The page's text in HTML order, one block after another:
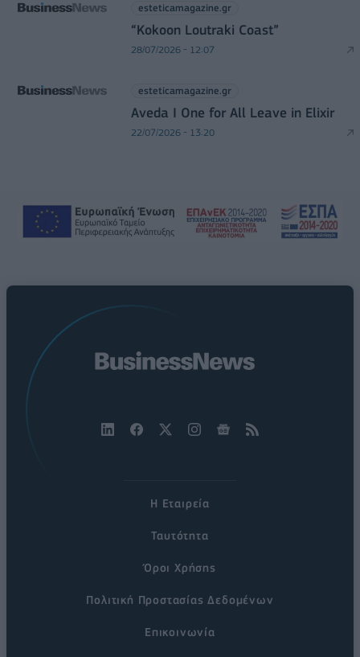
esteticamagazine.gr
“Kokoon Loutraki Coast”
28/07/2026 - 12:07
esteticamagazine.gr
Aveda I One for All Leave in Elixir
22/07/2026 - 13:20
Η Εταιρεία
Ταυτότητα
Όροι Χρήσης
Πολιτική Προστασίας Δεδομένων
Επικοινωνία